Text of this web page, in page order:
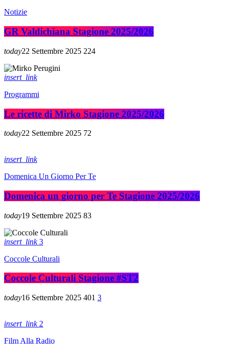
Notizie
GR Valdichiana Stagione 2025/2026
today22 Settembre 2025 224
insert_link
Programmi
Le ricette di Mirko Stagione 2025/2026
today22 Settembre 2025 72
insert_link
Domenica Un Giorno Per Te
Domenica un giorno per Te Stagione 2025/2026
today19 Settembre 2025 83
insert_link 3
Coccole Culturali
Coccole Culturali Stagione #ST2
today16 Settembre 2025 401 3
insert_link 2
Film Alla Radio